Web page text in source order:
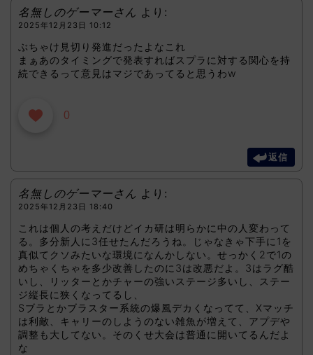
名無しのゲーマーさん より:
2025年12月23日 10:12
ぶちゃけ見切り発進だったよなこれ
まぁあのタイミングで発表すればスプラに対する関心を持
続できるって意見はマジであってると思うわw
0
返信
名無しのゲーマーさん より:
2025年12月23日 18:40
これは個人の考えだけどイカ研は明らかに中の人変わって
る。多分新人に3任せたんだろうね。じゃなきゃ下手に1を
真似てクソみたいな環境になんかしない。せっかく2で1の
めちゃくちゃを多少改善したのに3は改悪だよ。3はラグ酷
いし、リッターとかチャーの強いステージ多いし、ステー
ジ縦長に狭くなってるし、
Sブラとかブラスター系統の爆風デカくなってて、Xマッチ
は利敵、キャリーのしようのない雑魚が増えて、アプデや
調整も大してない。そのくせ大会は普通に開いてるんだよ
な